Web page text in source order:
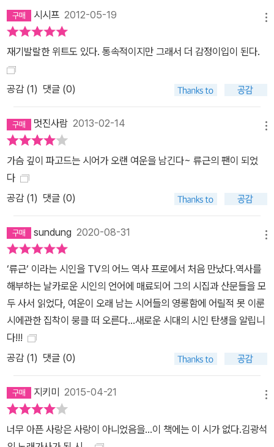
시시프 2012-05-19
재기발랄한 위트도 있다. 통속적이지만 그래서 더 감정이입이 된다.
공감 (1) 댓글 (0)
멋진사람 2013-02-14
가슴 깊이 파고드는 시어가 오랜 여운을 남긴다~ 류근의 팬이 되었
다
공감 (1) 댓글 (0)
sundung 2020-08-31
‘류근‘ 이라는 시인을 TV의 어느 역사 프로에서 처음 만났다.역사를
해부하는 날카로운 시인의 언어에 매료되어 그의 시집과 산문들을 모
두 사서 읽었다, 여운이 오래 남는 시어들의 영롱함에 어릴적 못 이룬
시에관한 집착이 뭉클 떠 오른다...새로운 시대의 시인 탄생을 알립니
다!!!
공감 (1) 댓글 (0)
지키미 2015-04-21
너무 아픈 사랑은 사랑이 아니었음을...이 책에는 이 시가 없다.김광석